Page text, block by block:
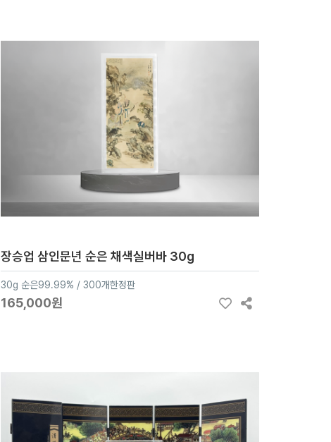
장승업 삼인문년 순은 채색실버바 30g
30g 순은99.99% / 300개한정판
165,000원